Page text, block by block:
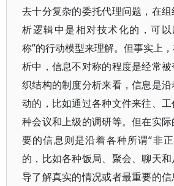
去十分复杂的委托代理问题，在
析逻辑中是相对技术化的，可
称”的行动模型来理解。但事实上
析中，信息不对称的程度是经常
织结构的制度分析来看，信息是
动的，比如通过各种文件来往、
种会议和上级的调研等。但在实
要的信息则是沿着各种所谓“非
的，比如各种饭局、聚会、聊天
导了解真实的情况或者最重要的